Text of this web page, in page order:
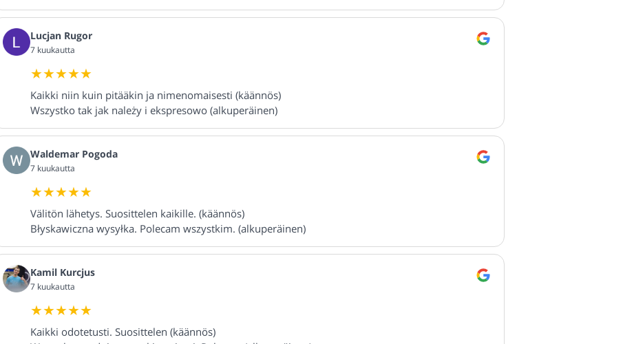
Lucjan Rugor
7 kuukautta
Kaikki niin kuin pitääkin ja nimenomaisesti (käännös)
Wszystko tak jak należy i ekspresowo (alkuperäinen)
Waldemar Pogoda
7 kuukautta
Välitön lähetys. Suosittelen kaikille. (käännös)
Błyskawiczna wysyłka. Polecam wszystkim. (alkuperäinen)
Kamil Kurcjus
7 kuukautta
Kaikki odotetusti. Suosittelen (käännös)